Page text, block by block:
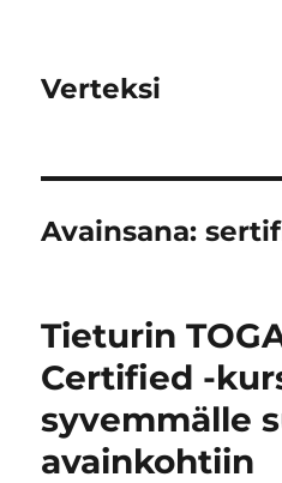
Verteksi
Avainsana:
Tieturin
Certified -
syvemmälle
avainkohtiin